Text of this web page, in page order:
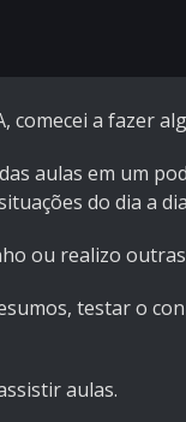
comecei a fazer
aulas em um
do dia a
ou realizo
testar o
aulas.